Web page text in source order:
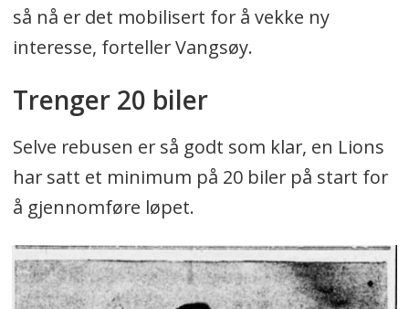
så nå er det mobilisert for å vekke ny
interesse, forteller Vangsøy.
Trenger 20 biler
Selve rebusen er så godt som klar, en Lions
har satt et minimum på 20 biler på start for
å gjennomføre løpet.